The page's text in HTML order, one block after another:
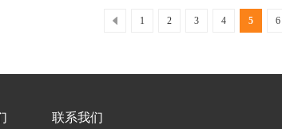
1 2 3 4 5 6
联系我们